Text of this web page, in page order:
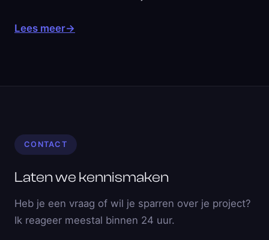
Lees meer→
CONTACT
Laten we kennismaken
Heb je een vraag of wil je sparren over je project?
Ik reageer meestal binnen 24 uur.